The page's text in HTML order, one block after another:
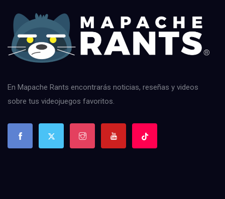
En Mapache Rants encontrarás noticias, reseñas y videos
sobre tus videojuegos favoritos.